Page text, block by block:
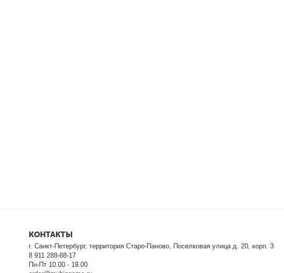
КОНТАКТЫ
г. Санкт-Петербург, территория Старо-Паново, Поселковая улица д. 20, корп. 3
8 911 288-88-17
Пн-Пт 10.00 - 19.00